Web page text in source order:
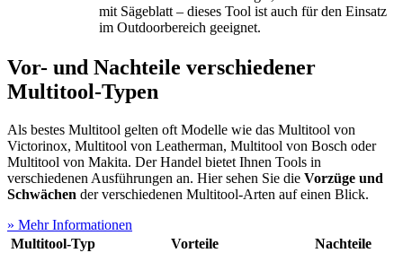
mit Sägeblatt – dieses Tool ist auch für den Einsatz
im Outdoorbereich geeignet.
Vor- und Nachteile verschiedener
Multitool-Typen
Als bestes Multitool gelten oft Modelle wie das Multitool von
Victorinox, Multitool von Leatherman, Multitool von Bosch oder
Multitool von Makita. Der Handel bietet Ihnen Tools in
verschiedenen Ausführungen an. Hier sehen Sie die Vorzüge und
Schwächen der verschiedenen Multitool-Arten auf einen Blick.
» Mehr Informationen
Multitool-Typ
Vorteile Nachteile